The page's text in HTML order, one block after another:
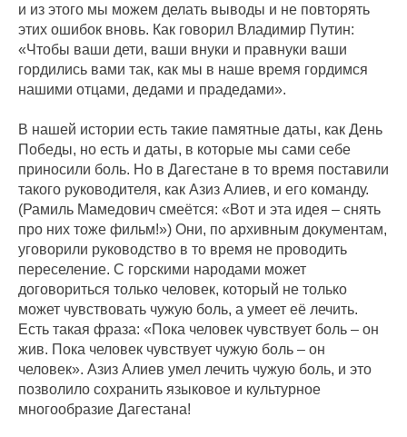
и из этого мы можем делать выводы и не повторять
этих ошибок вновь. Как говорил Владимир Путин:
«Чтобы ваши дети, ваши внуки и правнуки ваши
гордились вами так, как мы в наше время гордимся
нашими отцами, дедами и прадедами».
В нашей истории есть такие памятные даты, как День
Победы, но есть и даты, в которые мы сами себе
приносили боль. Но в Дагестане в то время поставили
такого руководителя, как Азиз Алиев, и его команду.
(Рамиль Мамедович смеётся: «Вот и эта идея – снять
про них тоже фильм!») Они, по архивным документам,
уговорили руководство в то время не проводить
переселение. С горскими народами может
договориться только человек, который не только
может чувствовать чужую боль, а умеет её лечить.
Есть такая фраза: «Пока человек чувствует боль – он
жив. Пока человек чувствует чужую боль – он
человек». Азиз Алиев умел лечить чужую боль, и это
позволило сохранить языковое и культурное
многообразие Дагестана!